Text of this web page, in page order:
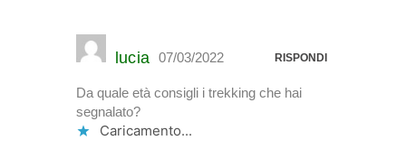
lucia 07/03/2022 RISPONDI
Da quale età consigli i trekking che hai
segnalato?
Caricamento...